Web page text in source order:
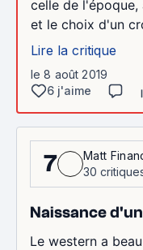
celle de l'époque,
et le choix d'un
Lire la critique
le 8 août 2019
6 j'aime
7
Matt
30
Naissance
Le western a